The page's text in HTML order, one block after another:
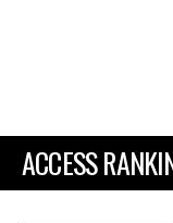
ACCESS